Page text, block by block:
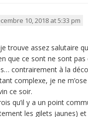
10, 2018 at 5:33 pm
trouve assez salutaire
que ce sont ne sont
contrairement à la
complexe, je ne
ce soir.
qu’il y a un point
les gilets jaunes)